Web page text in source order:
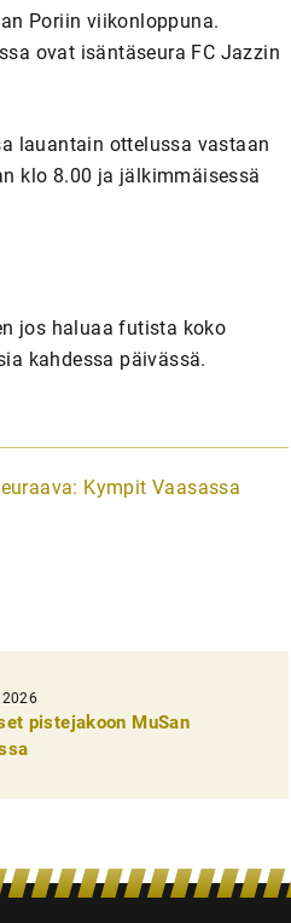
Poriin viikonloppuna.
ovat isäntäseura FC Jazzin
lauantain ottelussa vastaan
klo 8.00 ja jälkimmäisessä
jos haluaa futista koko
kahdessa päivässä.
Kympit Vaasassa
pistejakoon MuSan